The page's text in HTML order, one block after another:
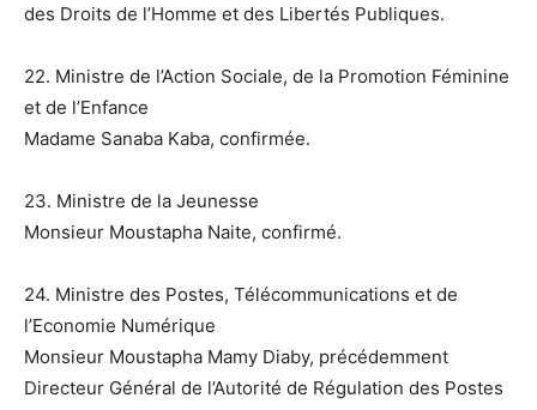
des Droits de l’Homme et des Libertés Publiques.
22. Ministre de l’Action Sociale, de la Promotion Féminine
et de l’Enfance
Madame Sanaba Kaba, confirmée.
23. Ministre de la Jeunesse
Monsieur Moustapha Naite, confirmé.
24. Ministre des Postes, Télécommunications et de
l’Economie Numérique
Monsieur Moustapha Mamy Diaby, précédemment
Directeur Général de l’Autorité de Régulation des Postes